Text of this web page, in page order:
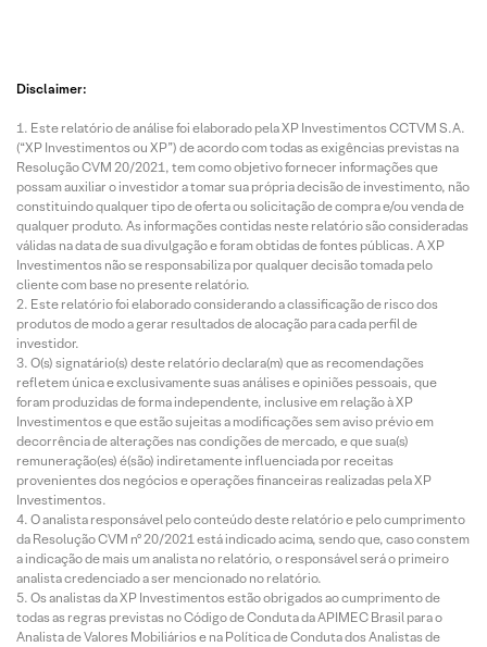
Disclaimer:
Este relatório de análise foi elaborado pela XP Investimentos CCTVM S.A.
(“XP Investimentos ou XP”) de acordo com todas as exigências previstas na
Resolução CVM 20/2021, tem como objetivo fornecer informações que
possam auxiliar o investidor a tomar sua própria decisão de investimento, não
constituindo qualquer tipo de oferta ou solicitação de compra e/ou venda de
qualquer produto. As informações contidas neste relatório são consideradas
válidas na data de sua divulgação e foram obtidas de fontes públicas. A XP
Investimentos não se responsabiliza por qualquer decisão tomada pelo
cliente com base no presente relatório.
Este relatório foi elaborado considerando a classificação de risco dos
produtos de modo a gerar resultados de alocação para cada perfil de
investidor.
O(s) signatário(s) deste relatório declara(m) que as recomendações
refletem única e exclusivamente suas análises e opiniões pessoais, que
foram produzidas de forma independente, inclusive em relação à XP
Investimentos e que estão sujeitas a modificações sem aviso prévio em
decorrência de alterações nas condições de mercado, e que sua(s)
remuneração(es) é(são) indiretamente influenciada por receitas
provenientes dos negócios e operações financeiras realizadas pela XP
Investimentos.
O analista responsável pelo conteúdo deste relatório e pelo cumprimento
da Resolução CVM nº 20/2021 está indicado acima, sendo que, caso constem
a indicação de mais um analista no relatório, o responsável será o primeiro
analista credenciado a ser mencionado no relatório.
Os analistas da XP Investimentos estão obrigados ao cumprimento de
todas as regras previstas no Código de Conduta da APIMEC Brasil para o
Analista de Valores Mobiliários e na Política de Conduta dos Analistas de